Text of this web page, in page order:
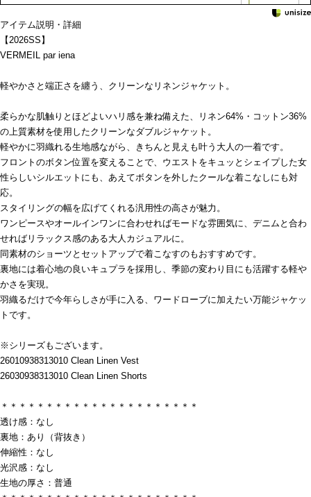
アイテム説明・詳細
【2026SS】
VERMEIL par iena
軽やかさと端正さを纏う、クリーンなリネンジャケット。
柔らかな肌触りとほどよいハリ感を兼ね備えた、リネン64%・コットン36%
の上質素材を使用したクリーンなダブルジャケット。
軽やかに羽織れる生地感ながら、きちんと見えも叶う大人の一着です。
フロントのボタン位置を変えることで、ウエストをキュッとシェイプした女
性らしいシルエットにも、あえてボタンを外したクールな着こなしにも対
応。
スタイリングの幅を広げてくれる汎用性の高さが魅力。
ワンピースやオールインワンに合わせればモードな雰囲気に、デニムと合わ
せればリラックス感のある大人カジュアルに。
同素材のショーツとセットアップで着こなすのもおすすめです。
裏地には着心地の良いキュプラを採用し、季節の変わり目にも活躍する軽や
かさを実現。
羽織るだけで今年らしさが手に入る、ワードローブに加えたい万能ジャケッ
トです。
※シリーズもございます。
26010938313010 Clean Linen Vest
26030938313010 Clean Linen Shorts
＊＊＊＊＊＊＊＊＊＊＊＊＊＊＊＊＊＊＊＊＊＊
透け感：なし
裏地：あり（背抜き）
伸縮性：なし
光沢感：なし
生地の厚さ：普通